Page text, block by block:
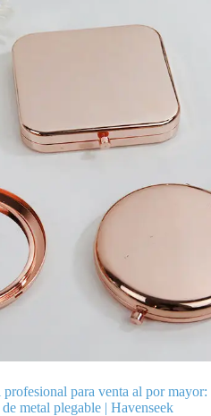
para venta al por mayor:
metal plegable | Havenseek